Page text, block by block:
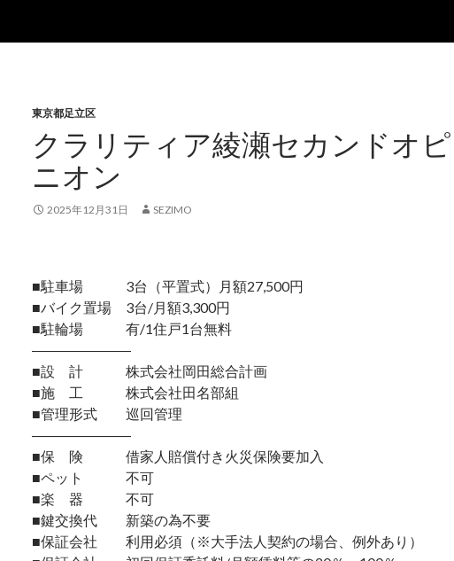
東京都足立区
クラリティア綾瀬セカンドオピ
ニオン
2025年12月31日 SEZIMO
■駐車場 3台（平置式）月額27,500円
■バイク置場 3台/月額3,300円
■駐輪場 有/1住戸1台無料
―――――――
■設 計 株式会社岡田総合計画
■施 工 株式会社田名部組
■管理形式 巡回管理
―――――――
■保 険 借家人賠償付き火災保険要加入
■ペット 不可
■楽 器 不可
■鍵交換代 新築の為不要
■保証会社 利用必須（※大手法人契約の場合、例外あり）